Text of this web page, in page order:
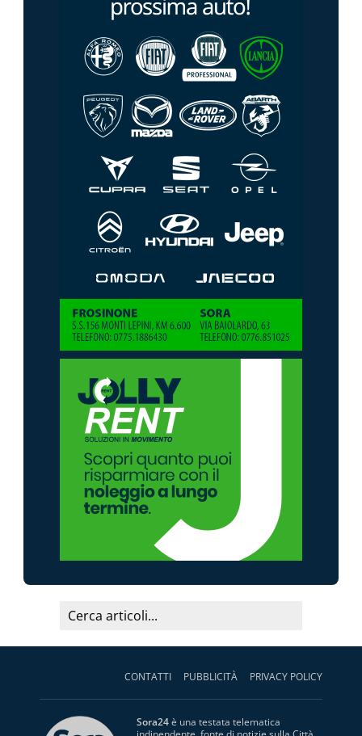
CONTATTI PUBBLICITÀ PRIVACY POLICY
Sora24è una testata telematica